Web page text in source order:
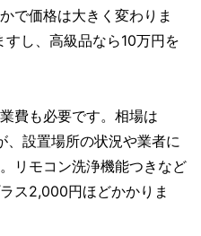
で価格は大きく変わりま
し、高級品なら10万円を
費も必要です。相場は
設置場所の状況や業者に
リモコン洗浄機能つきなど
ス2,000円ほどかかりま